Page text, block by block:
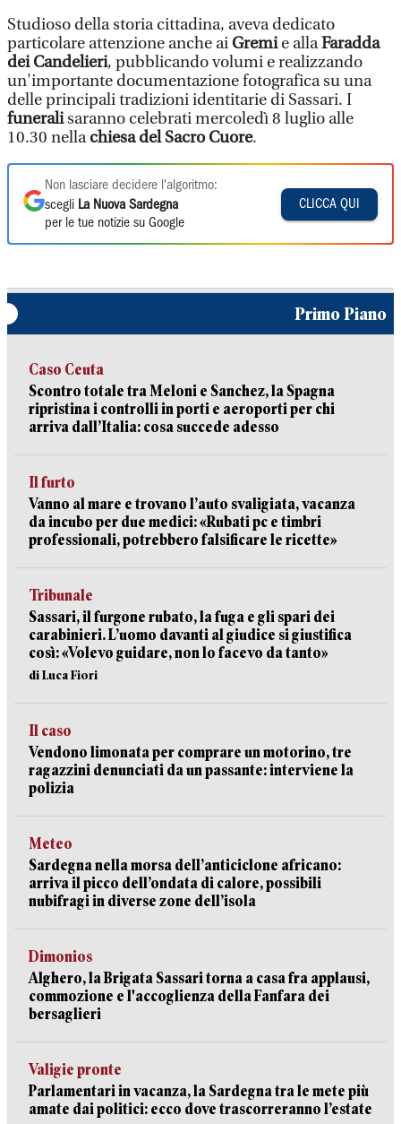
Studioso della storia cittadina, aveva dedicato
particolare attenzione anche aiGremie allaFaradda
dei Candelieri, pubblicando volumi e realizzando
un'importante documentazione fotografica su una
delle principali tradizioni identitarie di Sassari. I
funeralisaranno celebrati mercoledì 8 luglio alle
10.30 nellachiesa del Sacro Cuore.
Non lasciare decidere l'algoritmo:
scegli La Nuova Sardegna
per le tue notizie su Google
CLICCA QUI
Primo Piano
Caso Ceuta
Scontro totale tra Meloni e Sanchez, la Spagna
ripristina i controlli in porti e aeroporti per chi
arriva dall’Italia: cosa succede adesso
Il furto
Vanno al mare e trovano l’auto svaligiata, vacanza
da incubo per due medici: «Rubati pc e timbri
professionali, potrebbero falsificare le ricette»
Tribunale
Sassari, il furgone rubato, la fuga e gli spari dei
carabinieri. L’uomo davanti al giudice si giustifica
così: «Volevo guidare, non lo facevo da tanto»
di Luca Fiori
Il caso
Vendono limonata per comprare un motorino, tre
ragazzini denunciati da un passante: interviene la
polizia
Meteo
Sardegna nella morsa dell’anticiclone africano:
arriva il picco dell’ondata di calore, possibili
nubifragi in diverse zone dell’isola
Dimonios
Alghero, la Brigata Sassari torna a casa fra applausi,
commozione e l'accoglienza della Fanfara dei
bersaglieri
Valigie pronte
Parlamentari in vacanza, la Sardegna tra le mete più
amate dai politici: ecco dove trascorreranno l’estate